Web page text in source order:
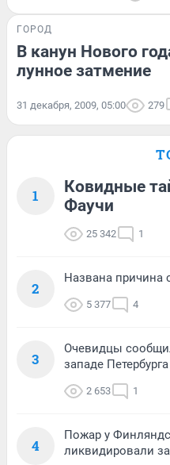
ГОРОД
В канун Нового
лунное затмение
31 декабря, 2009, 05:00 279
1
Ковидные
Фаучи
25 342 1
2
Названа причина
5 377 4
3
Очевидцы
западе Петербурга
2 653 1
4
Пожар у
ликвидировали